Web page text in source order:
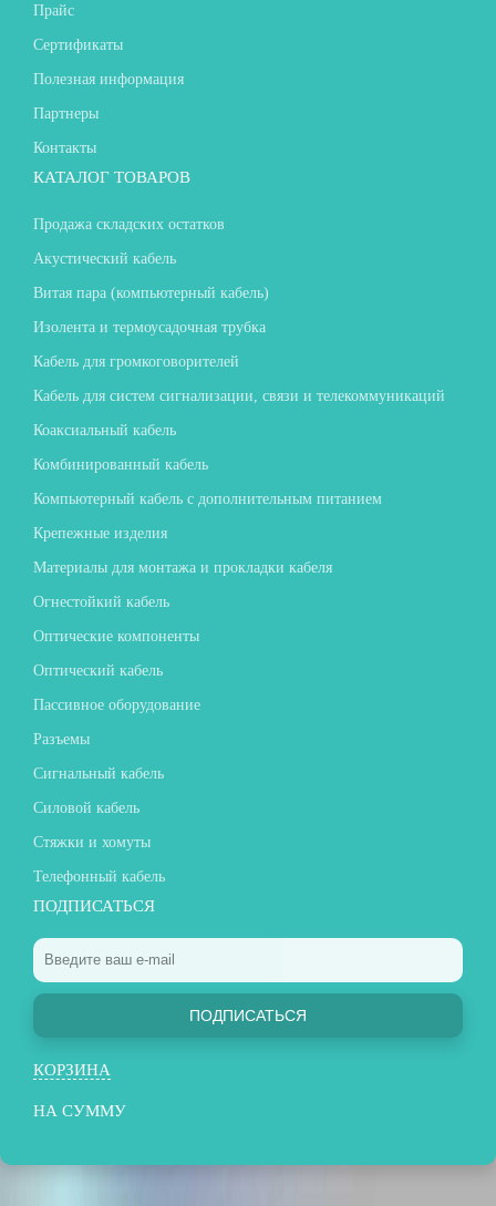
Прайс
Сертификаты
Полезная информация
Партнеры
Контакты
КАТАЛОГ ТОВАРОВ
Продажа складских остатков
Акустический кабель
Витая пара (компьютерный кабель)
Изолента и термоусадочная трубка
Кабель для громкоговорителей
Кабель для систем сигнализации, связи и телекоммуникаций
Коаксиальный кабель
Комбинированный кабель
Компьютерный кабель с дополнительным питанием
Крепежные изделия
Материалы для монтажа и прокладки кабеля
Огнестойкий кабель
Оптические компоненты
Оптический кабель
Пассивное оборудование
Разъемы
Сигнальный кабель
Силовой кабель
Стяжки и хомуты
Телефонный кабель
ПОДПИСАТЬСЯ
ПОДПИСАТЬСЯ
КОРЗИНА
НА СУММУ